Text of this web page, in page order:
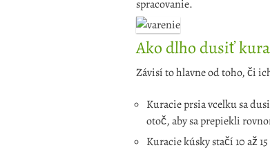
spracovanie.
Ako dlho dusiť
Závisí to hlavne od toho, či
Kuracie prsia vcelku sa
otoč, aby sa prepiekli
Kuracie kúsky stačí 10 až